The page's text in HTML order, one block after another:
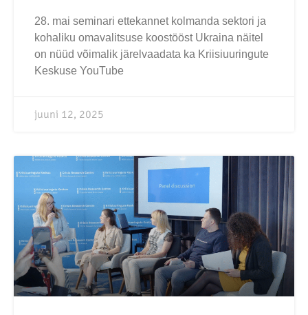
28. mai seminari ettekannet kolmanda sektori ja
kohaliku omavalitsuse koostööst Ukraina näitel
on nüüd võimalik järelvaadata ka Kriisiuuringute
Keskuse YouTube
juuni 12, 2025